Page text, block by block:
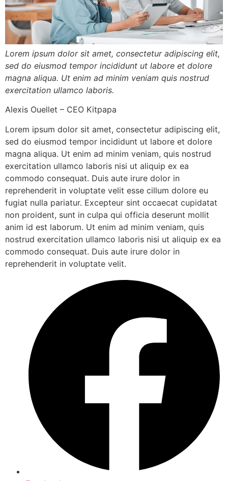
Lorem ipsum dolor sit amet, consectetur adipiscing elit,
sed do eiusmod tempor incididunt ut labore et dolore
magna aliqua. Ut enim ad minim veniam quis nostrud
exercitation ullamco laboris.
Alexis Ouellet – CEO Kitpapa
Lorem ipsum dolor sit amet, consectetur adipiscing elit,
sed do eiusmod tempor incididunt ut labore et dolore
magna aliqua. Ut enim ad minim veniam, quis nostrud
exercitation ullamco laboris nisi ut aliquip ex ea
commodo consequat. Duis aute irure dolor in
reprehenderit in voluptate velit esse cillum dolore eu
fugiat nulla pariatur. Excepteur sint occaecat cupidatat
non proident, sunt in culpa qui officia deserunt mollit
anim id est laborum. Ut enim ad minim veniam, quis
nostrud exercitation ullamco laboris nisi ut aliquip ex ea
commodo consequat. Duis aute irure dolor in
reprehenderit in voluptate velit.